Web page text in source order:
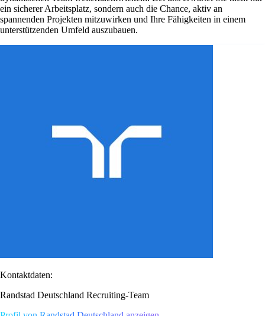
ein sicherer Arbeitsplatz, sondern auch die Chance, aktiv an
spannenden Projekten mitzuwirken und Ihre Fähigkeiten in einem
unterstützenden Umfeld auszubauen.
Kontaktdaten:
Randstad Deutschland Recruiting-Team